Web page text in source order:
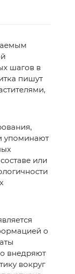
шагов в
пишут
упоминают
или
о
внедряют
вокруг